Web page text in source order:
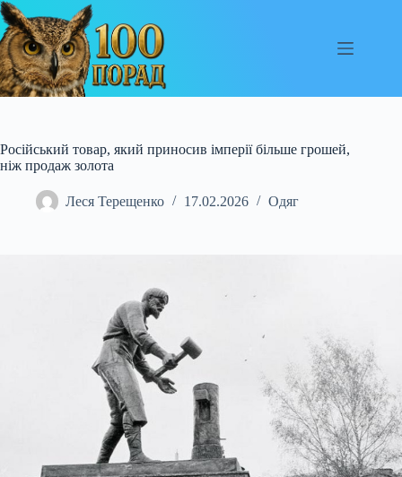
Перейти
до
вмісту
Російський товар, який приносив імперії більше грошей,
ніж продаж золота
Леся Терещенко 17.02.2026 Одяг